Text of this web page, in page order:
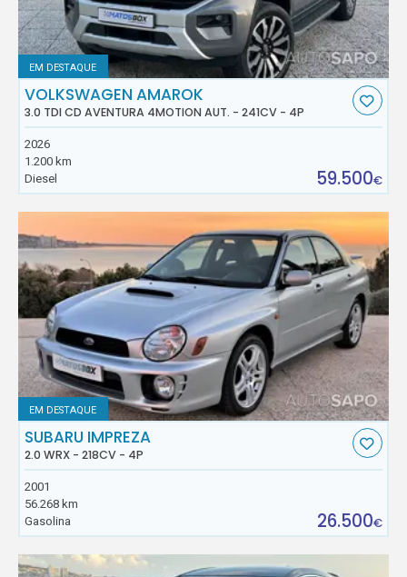
EM DESTAQUE
VOLKSWAGEN AMAROK
3.0 TDI CD AVENTURA 4MOTION AUT. - 241CV - 4P
2026
1.200 km
Diesel
59.500€
EM DESTAQUE
SUBARU IMPREZA
2.0 WRX - 218CV - 4P
2001
56.268 km
Gasolina
26.500€